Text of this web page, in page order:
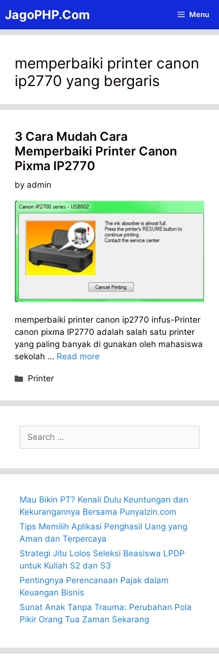
to
content
JagoPHP.Com Menu
memperbaiki printer canon
ip2770 yang bergaris
3 Cara Mudah Cara
Memperbaiki Printer Canon
Pixma IP2770
by admin
memperbaiki printer canon ip2770 infus-Printer
canon pixma IP2770 adalah salah satu printer
yang paling banyak di gunakan oleh mahasiswa
sekolah … Read more
Categories
Printer
Search
for:
Mau Bikin PT? Kenali Dulu Keuntungan dan
Kekurangannya Bersama PunyaIzin.com
Tips Memilih Aplikasi Penghasil Uang yang
Aman dan Terpercaya
Strategi Jitu Lolos Seleksi Beasiswa LPDP
untuk Kuliah S2 dan S3
Pentingnya Perencanaan Pajak dalam
Keuangan Bisnis
Sunat Anak Tanpa Trauma: Perubahan Pola
Pikir Orang Tua Zaman Sekarang